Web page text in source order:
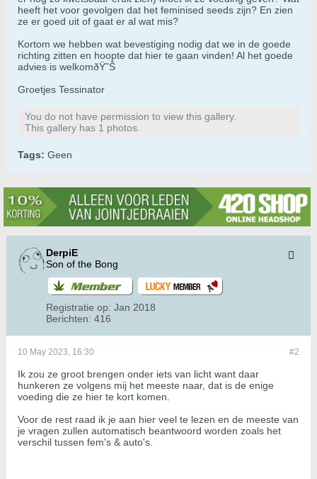
heeft het voor gevolgen dat het feminised seeds zijn? En zien
ze er goed uit of gaat er al wat mis?
Kortom we hebben wat bevestiging nodig dat we in de goede
richting zitten en hoopte dat hier te gaan vinden! Al het goede
advies is welkomðŸ˜Š
Groetjes Tessinator
You do not have permission to view this gallery.
This gallery has 1 photos.
Tags: Geen
DerpiE
Son of the Bong
Registratie op: Jan 2018
Berichten: 416
#2
10 May 2023, 16:30
Ik zou ze groot brengen onder iets van licht want daar
hunkeren ze volgens mij het meeste naar, dat is de enige
voeding die ze hier te kort komen.
Voor de rest raad ik je aan hier veel te lezen en de meeste van
je vragen zullen automatisch beantwoord worden zoals het
verschil tussen fem's & auto's.